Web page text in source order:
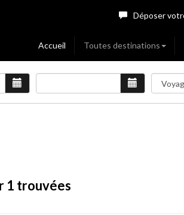
Déposer
Accueil Toutes destinations
1 trouvées